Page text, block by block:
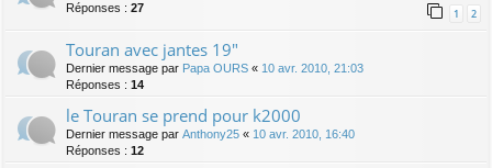
Réponses : 27 1 2
Touran avec jantes 19"
Dernier message par Papa OURS « 10 avr. 2010, 21:03
Réponses : 14
le Touran se prend pour k2000
Dernier message par Anthony25 « 10 avr. 2010, 16:40
Réponses : 12